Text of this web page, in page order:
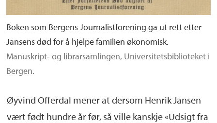
Boken som Bergens Journalistforening ga ut rett etter
Jansens død for å hjelpe familien økonomisk.
Manuskript- og librarsamlingen, Universitetsbiblioteket i
Bergen.
Øyvind Offerdal mener at dersom Henrik Jansen
vært født hundre år før, så ville kanskje «Udsigt fra